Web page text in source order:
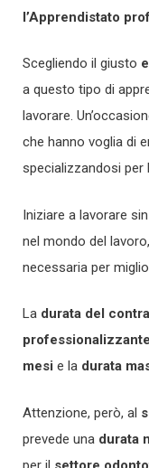
l’Apprendistato
Scegliendo il giusto
a questo tipo di
lavorare.
che hanno voglia di
specializzandosi
Iniziare a lavorare
nel mondo del
necessaria per
La durata del
professionalizzante
mesi e la durata
Attenzione, però, al
prevede una durata